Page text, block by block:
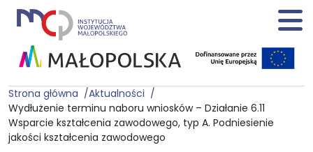
Strona główna
Aktualności
Wydłużenie terminu naboru wniosków – Działanie 6.11
Wsparcie kształcenia zawodowego, typ A. Podniesienie
jakości kształcenia zawodowego